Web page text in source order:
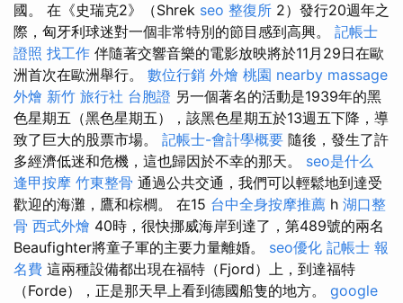
國。 在《史瑞克2》（Shrek seo 整復所 2）發行20週年之
際，匈牙利球迷對一個非常特別的節目感到高興。 記帳士
證照 找工作 伴隨著交響音樂的電影放映將於11月29日在歐
洲首次在歐洲舉行。 數位行銷 外燴 桃園 nearby massage
外燴 新竹 旅行社 台胞證 另一個著名的活動是1939年的黑
色星期五（黑色星期五），該黑色星期五於13週五下降，導
致了巨大的股票市場。 記帳士-會計學概要 隨後，發生了許
多經濟低迷和危機，這也歸因於不幸的那天。 seo是什么
逢甲按摩 竹東整骨 通過公共交通，我們可以輕鬆地到達受
歡迎的海灘，鷹和棕櫚。 在15 台中全身按摩推薦 h 湖口整
骨 西式外燴 40時，很快挪威海岸到達了，第489號的兩名
Beaufighter將童子軍的主要力量離婚。 seo優化 記帳士 報
名費 這兩種設備都出現在福特（Fjord）上，到達福特
（Forde），正是那天早上看到德國船隻的地方。 google